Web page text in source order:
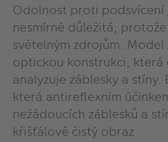
Odolnost proti
nesmírně důležitá,
světelným zdrojům.
optickou konstrukci,
analyzuje záblesky a
která antireflexním
nežádoucích záblesků a
křišťálově čistý obraz